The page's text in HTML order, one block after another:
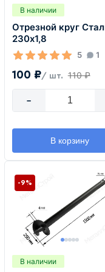
В наличии
Отрезной круг
230х1,8
5 1
100 ₽/ шт. 110 ₽
-
В корзину
В наличии
-9%